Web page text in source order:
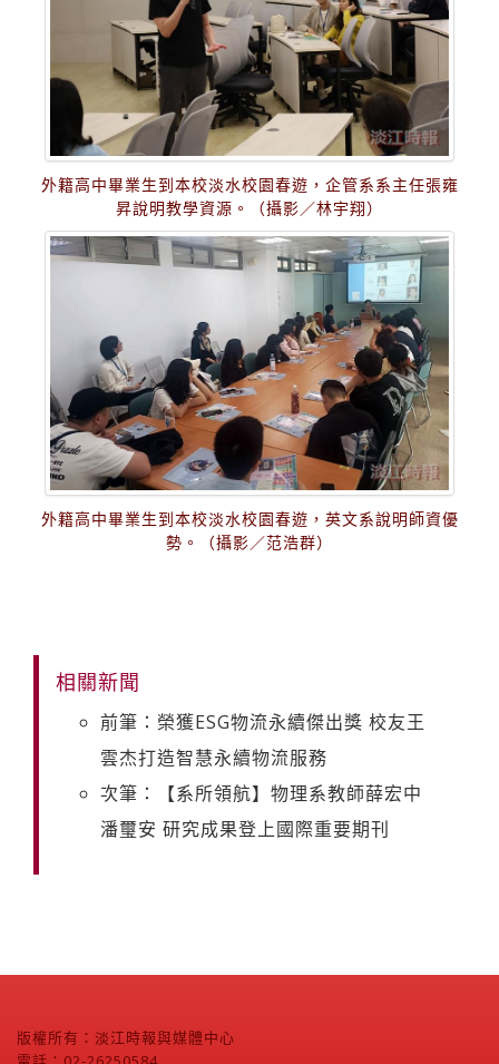
外籍高中畢業生到本校淡水校園春遊，企管系系主任張雍
昇說明教學資源。（攝影／林宇翔）
外籍高中畢業生到本校淡水校園春遊，英文系說明師資優
勢。（攝影／范浩群）
相關新聞
前筆：榮獲ESG物流永續傑出獎 校友王
雲杰打造智慧永續物流服務
次筆：【系所領航】物理系教師薛宏中
潘璽安 研究成果登上國際重要期刊
版權所有：淡江時報與媒體中心